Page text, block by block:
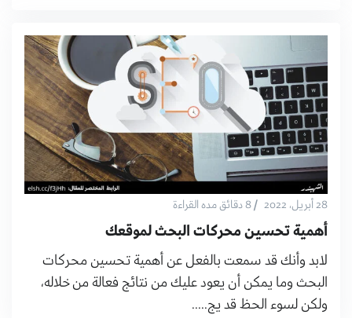
28 أبريل، 2022 /8 دقائق مده القراءة
أهمية تحسين محركات البحث لموقعك
لابد وأنك قد سمعت بالفعل عن أهمية تحسين محركات
البحث وما يمكن أن يعود عليك من نتائج فعالة من خلاله،
ولكن لسوء الحظ قد يج.....